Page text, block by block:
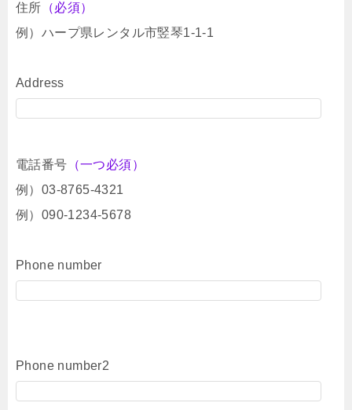
住所 （必須）
例）ハープ県レンタル市竪琴1-1-1
Address
電話番号 （一つ必須）
例）03-8765-4321
例）090-1234-5678
Phone number
Phone number2